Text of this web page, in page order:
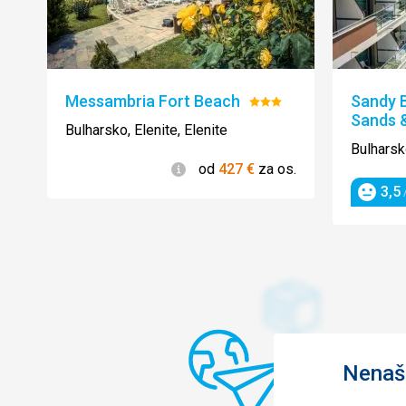
Táto recenzia bola preložená automaticky
Translate
Messambria Fort Beach Hodnotenie:
Bulharsko, Elenite, Elenite
Informácie
od 427 € za os.
Sandy
Sands
3,5